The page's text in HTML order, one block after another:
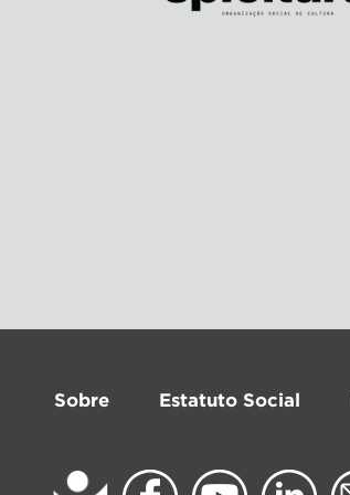
Sobre Estatuto Social